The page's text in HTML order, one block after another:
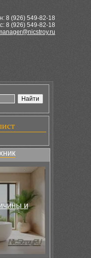
8 (926) 549-82-18
8 (926) 549-82-18
и